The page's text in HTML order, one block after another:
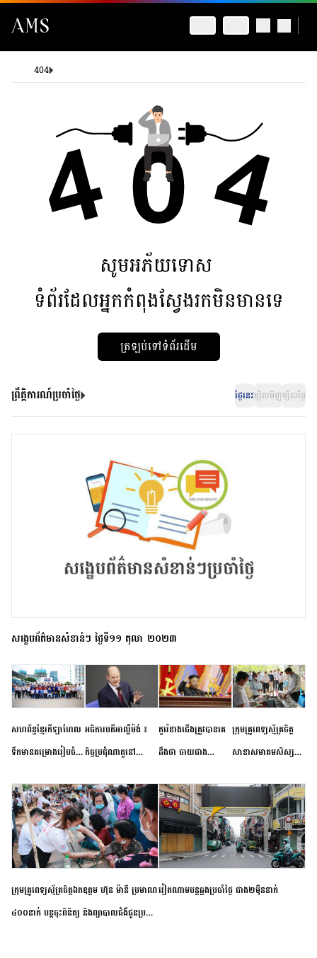
404
សូមអភ័យទោស
ទំព័រដែលអ្នកកំពុងស្វែងរកមិនមានទេ
ត្រឡប់ទៅទំព័រដើម
ព្រឹត្តិការណ៍ប្រចាំថ្ងៃ ថ្ងៃនេះម្សិលមិញម្សិលម្ងៃ
សង្ខេបព័ត៌មានសំខាន់ៗ ថ្ងៃទី១១ តុលា ២០២៣
សហព័ន្ធខ្មែរកីឡាហែល
ទឹកមានគម្រោងរៀបចំ
កម្រិតបឋម ដល់ឧត្តម
សិក្សានាពេលខាងមុខ
អធិការបតីអាល្លឺម៉ង់ ៖
កិច្ចប្រជុំណាតូនៅ
ខាងមុខនឹងបញ្ជូនសញ្ញា
នៃភាពស្អិតរមួត និង
ការប្តេជ្ញាចិត្ត
កូរ៉េខាងជើងត្រូវបានគេ
ដឹងថា ចាយជាង
អភិវឌ្ឍន៍នុយក្លេអ៊ែរ
ក្រុមគ្រូពេទ្យស្ម័គ្រចិត្ត
សាខាសមាគមសិស្ស
ខេត្តកំពង់ចាម ចុះពិនិត្យ
ពិគ្រោះជំងឺទូទៅ និងផ្តល់
ថ្នាំពេទ្យជូនប្រជាពលរដ្ឋ
រស់នៅសង្កាត់បឹងកុក
ក្រុមគ្រូពេទ្យស្ម័គ្រចិត្តឯកឧត្តម ហ៊ុន ម៉ានី ប្រមាណ
៤០០នាក់ បន្តចុះពិនិត្យ និងព្យាបាលជំងឺជូនប្រជា
វៀតណាម​បន្ត​ឆ្លង​ប្រចាំថ្ងៃ​ ​ជាង​២​ម៉ឺន​នាក់​